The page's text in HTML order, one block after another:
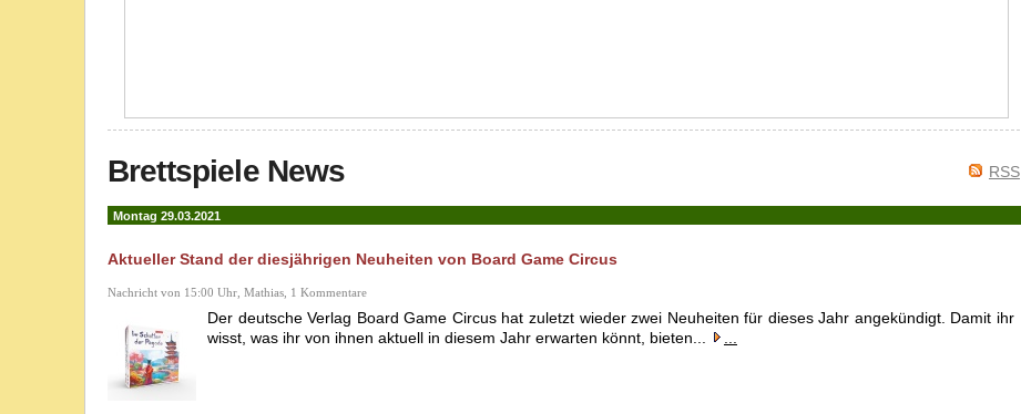
RSS
Brettspiele News
Montag 29.03.2021
Aktueller Stand der diesjährigen Neuheiten von Board Game Circus
Nachricht von 15:00 Uhr, Mathias, 1 Kommentare
Der deutsche Verlag Board Game Circus hat zuletzt wieder zwei Neuheiten für dieses Jahr angekündigt. Damit ihr
wisst, was ihr von ihnen aktuell in diesem Jahr erwarten könnt, bieten...